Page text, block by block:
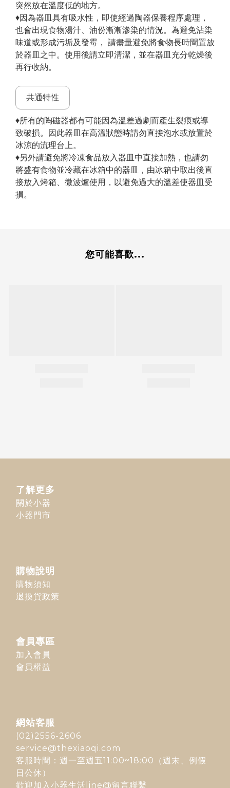
突然放在溫度低的地方。
♦因為器皿具有吸水性，即使經過陶器保養程序處理，
也會出現食物湯汁、油份漸漸滲染的情況。為避免沾染
味道或形成污垢及發霉， 請盡量避免將食物長時間置放
於器皿之中。使用後請立即清潔，並在器皿充分乾燥後
再行收納。
共通特性
♦所有的陶磁器都有可能因為溫差過劇而產生裂痕或導
致破損。因此器皿在高溫狀態時請勿直接泡水或放置於
冰涼的流理台上。
♦另外請避免將冷凍食品放入器皿中直接加熱，也請勿
將盛有食物並冷藏在冰箱中的器皿，由冰箱中取出後直
接放入烤箱、微波爐使用，以避免過大的溫差使器皿受
損。
您可能喜歡...
了解更多
關於小器
小器門市
購物說明
購物須知
退換貨政策
會員專區
加入會員
會員權益
網站客服
(02)2556-2606
service@thexiaoqi.com
客服時間：週一至週五11:00~18:00（週末、例假
日公休）
歡迎加入 小器生活line@留言聯繫